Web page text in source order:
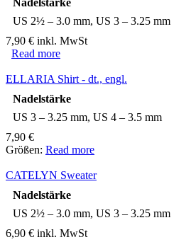
Nadelstärke
US 2½ – 3.0 mm, US 3 – 3.25 mm
7,90 € inkl. MwSt
Read more
ELLARIA Shirt - dt., engl.
Nadelstärke
US 3 – 3.25 mm, US 4 – 3.5 mm
7,90 €
Größen: Read more
CATELYN Sweater
Nadelstärke
US 2½ – 3.0 mm, US 3 – 3.25 mm
6,90 € inkl. MwSt